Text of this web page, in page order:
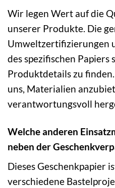
Wir legen Wert auf die
unserer Produkte. Die
Umweltzertifizierungen
des spezifischen Papiers
Produktdetails zu
uns, Materialien
verantwortungsvoll
Welche anderen
neben der
Dieses Geschenkpapier
verschiedene